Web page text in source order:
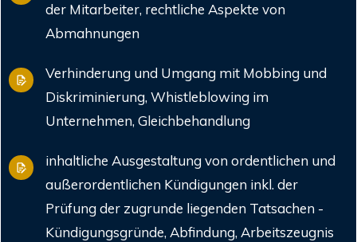
der Mitarbeiter, rechtliche Aspekte von
Abmahnungen
Verhinderung und Umgang mit Mobbing und
Diskriminierung, Whistleblowing im
Unternehmen, Gleichbehandlung
inhaltliche Ausgestaltung von ordentlichen und
außerordentlichen Kündigungen inkl. der
Prüfung der zugrunde liegenden Tatsachen -
Kündigungsgründe, Abfindung, Arbeitszeugnis